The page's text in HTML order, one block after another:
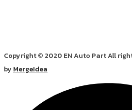
Copyright © 2020 EN Auto Part All
by MergeIdea